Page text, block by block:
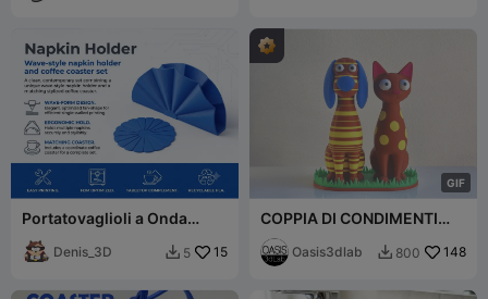
Portatovaglioli a Onda
Sottobicchieri Abbinati
Denis_3D  5 15
GIF
COPPIA DI CONDIMENTI
PURRFETTA Set Sale Cane e
Pepe Gatto
Oasis3dlab  800 148